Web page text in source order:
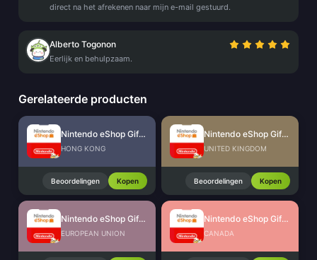
direct na het afrekenen naar mijn e-mail gestuurd.
Alberto Togonon
Eerlijk en behulpzaam.
Gerelateerde producten
Nintendo eShop Gift Card (HK)
HONG KONG
Beoordelingen Kopen
Nintendo eShop Gift Card (UK)
UNITED KINGDOM
Beoordelingen Kopen
Nintendo eShop Gift Card (EU)
EUROPEAN UNION
Nintendo eShop Gift Card (CA)
CANADA